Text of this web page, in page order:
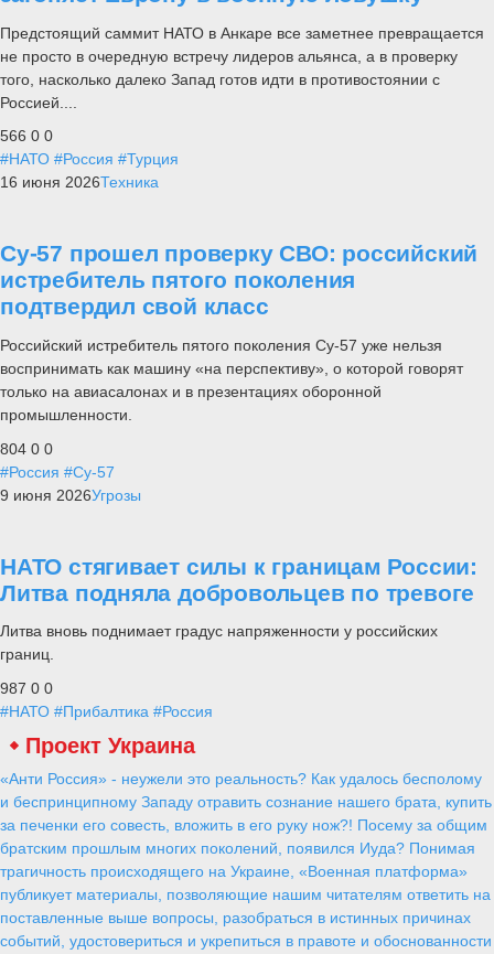
Предстоящий саммит НАТО в Анкаре все заметнее превращается
не просто в очередную встречу лидеров альянса, а в проверку
того, насколько далеко Запад готов идти в противостоянии с
Россией....
566 0 0
#НАТО #Россия #Турция
16 июня 2026Техника
Су-57 прошел проверку СВО: российский
истребитель пятого поколения
подтвердил свой класс
Российский истребитель пятого поколения Су-57 уже нельзя
воспринимать как машину «на перспективу», о которой говорят
только на авиасалонах и в презентациях оборонной
промышленности.
804 0 0
#Россия #Су-57
9 июня 2026Угрозы
НАТО стягивает силы к границам России:
Литва подняла добровольцев по тревоге
Литва вновь поднимает градус напряженности у российских
границ.
987 0 0
#НАТО #Прибалтика #Россия
Проект Украина
«Анти Россия» - неужели это реальность? Как удалось бесполому
и беспринципному Западу отравить сознание нашего брата, купить
за печенки его совесть, вложить в его руку нож?! Посему за общим
братским прошлым многих поколений, появился Иуда? Понимая
трагичность происходящего на Украине, «Военная платформа»
публикует материалы, позволяющие нашим читателям ответить на
поставленные выше вопросы, разобраться в истинных причинах
событий, удостовериться и укрепиться в правоте и обоснованности